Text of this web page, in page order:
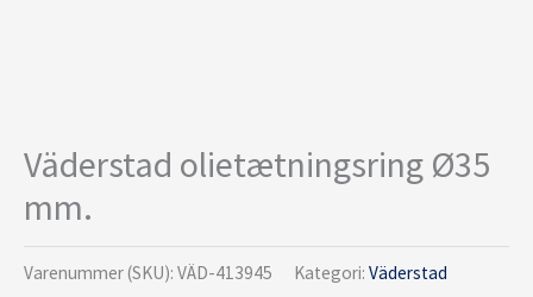
Väderstad olietætningsring Ø35
mm.
Varenummer (SKU): VÄD-413945 Kategori: Väderstad